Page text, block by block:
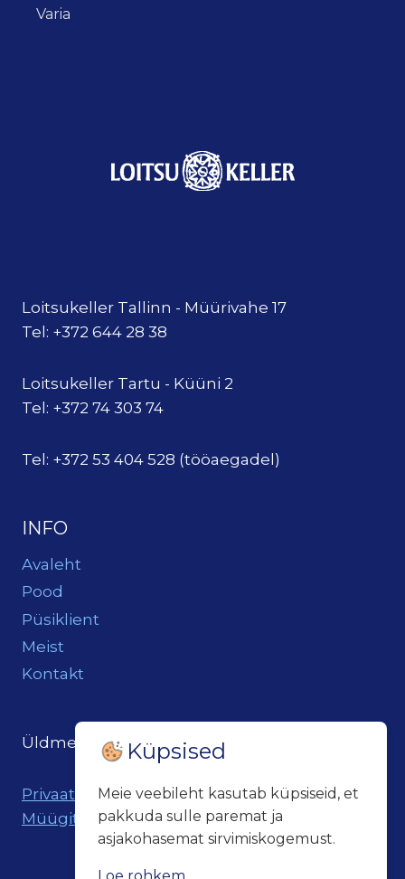
Varia
Loitsukeller Tallinn - Müürivahe 17
Tel: +372 644 28 38
Loitsukeller Tartu - Küüni 2
Tel: +372 74 303 74
Tel: +372 53 404 528 (tööaegadel)
INFO
Avaleht
Pood
Püsiklient
Meist
Kontakt
Üldmeil: loits@loitsukeller.ee
Privaatsuspoliitika
Müügitingimused
Küpsised
Meie veebileht kasutab küpsiseid, et
pakkuda sulle paremat ja
asjakohasemat sirvimiskogemust.